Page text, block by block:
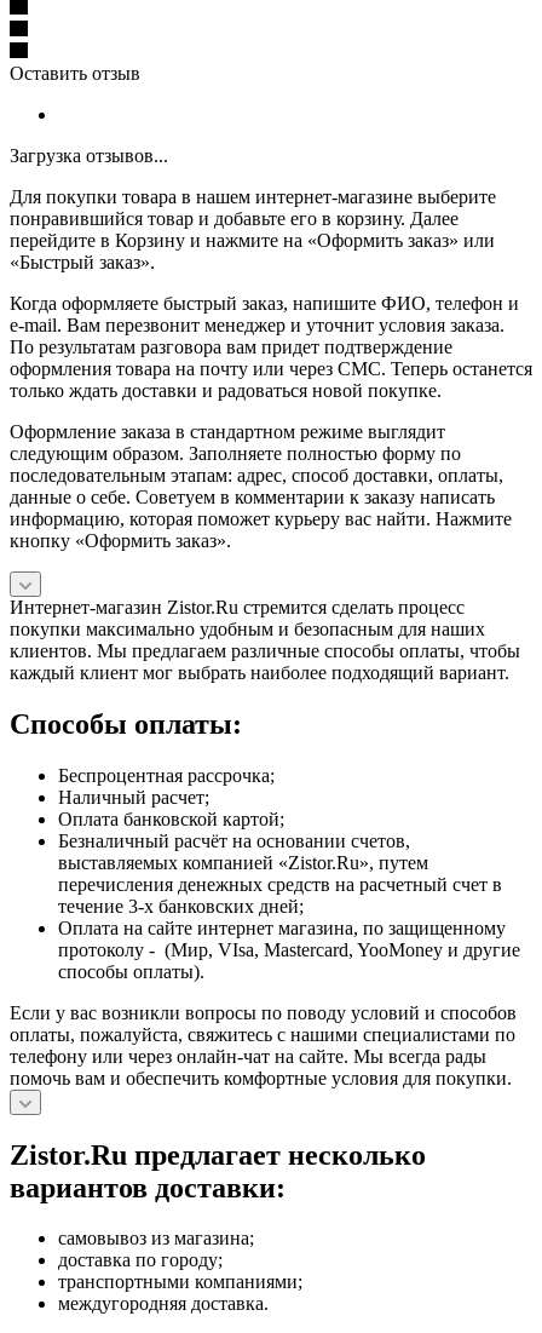
Оставить отзыв
Загрузка отзывов...
Для покупки товара в нашем интернет-магазине выберите
понравившийся товар и добавьте его в корзину. Далее
перейдите в Корзину и нажмите на «Оформить заказ» или
«Быстрый заказ».
Когда оформляете быстрый заказ, напишите ФИО, телефон и
e-mail. Вам перезвонит менеджер и уточнит условия заказа.
По результатам разговора вам придет подтверждение
оформления товара на почту или через СМС. Теперь останется
только ждать доставки и радоваться новой покупке.
Оформление заказа в стандартном режиме выглядит
следующим образом. Заполняете полностью форму по
последовательным этапам: адрес, способ доставки, оплаты,
данные о себе. Советуем в комментарии к заказу написать
информацию, которая поможет курьеру вас найти. Нажмите
кнопку «Оформить заказ».
Интернет-магазин Zistor.Ru стремится сделать процесс
покупки максимально удобным и безопасным для наших
клиентов. Мы предлагаем различные способы оплаты, чтобы
каждый клиент мог выбрать наиболее подходящий вариант.
Способы оплаты:
Беспроцентная рассрочка;
Наличный расчет;
Оплата банковской картой;
Безналичный расчёт на основании счетов,
выставляемых компанией «Zistor.Ru», путем
перечисления денежных средств на расчетный счет в
течение 3-х банковских дней;
Оплата на сайте интернет магазина, по защищенному
протоколу - (Мир, VIsa, Mastercard, YooMoney и другие
способы оплаты).
Если у вас возникли вопросы по поводу условий и способов
оплаты, пожалуйста, свяжитесь с нашими специалистами по
телефону или через онлайн-чат на сайте. Мы всегда рады
помочь вам и обеспечить комфортные условия для покупки.
Zistor.Ru предлагает несколько
вариантов доставки:
самовывоз из магазина;
доставка по городу;
транспортными компаниями;
междугородняя доставка.